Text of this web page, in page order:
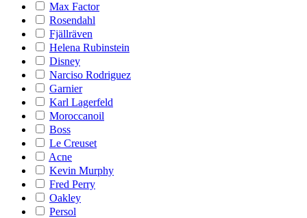
Max Factor
Rosendahl
Fjällräven
Helena Rubinstein
Disney
Narciso Rodriguez
Garnier
Karl Lagerfeld
Moroccanoil
Boss
Le Creuset
Acne
Kevin Murphy
Fred Perry
Oakley
Persol